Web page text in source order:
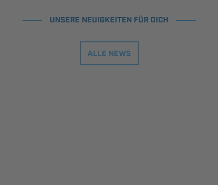
UNSERE NEUIGKEITEN FÜR DICH
ALLE NEWS